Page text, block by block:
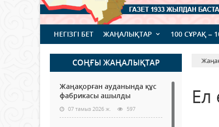
НЕГІЗГІ БЕТ ЖАҢАЛЫҚТАР 100 СҰРАҚ –
СОҢҒЫ ЖАҢАЛЫҚТАР
Жаңақорған ауданында құс
фабрикасы ашылды
07 тамыз 2026 ж. 597
Ел